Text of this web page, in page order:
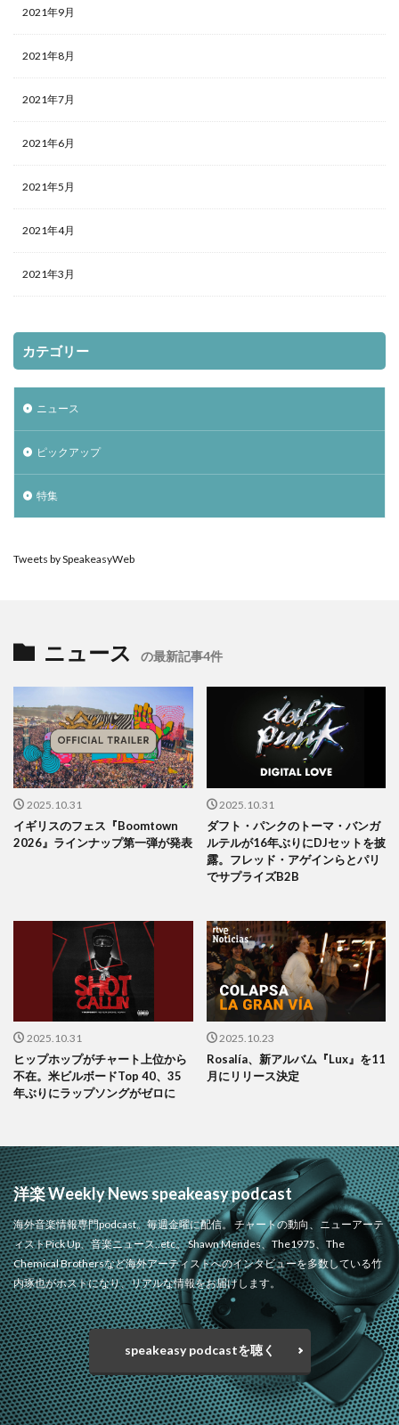
2021年9月
2021年8月
2021年7月
2021年6月
2021年5月
2021年4月
2021年3月
カテゴリー
ニュース
ピックアップ
特集
Tweets by SpeakeasyWeb
ニュース の最新記事4件
2025.10.31
イギリスのフェス『Boomtown
2026』ラインナップ第一弾が発表
2025.10.31
ダフト・パンクのトーマ・バンガ
ルテルが16年ぶりにDJセットを披
露。フレッド・アゲインらとパリ
でサプライズB2B
2025.10.31
ヒップホップがチャート上位から
不在。米ビルボードTop 40、35
年ぶりにラップソングがゼロに
2025.10.23
Rosalía、新アルバム『Lux』を11
月にリリース決定
洋楽 Weekly News speakeasy podcast
海外音楽情報専門podcast。毎週金曜に配信。 チャートの動向、ニューアーテ
ィストPick Up、音楽ニュース..etc。 Shawn Mendes、The1975、The
Chemical Brothersなど海外アーティストへのインタビューを多数している竹
内琢也がホストになり、リアルな情報をお届けします。
speakeasy podcastを聴く